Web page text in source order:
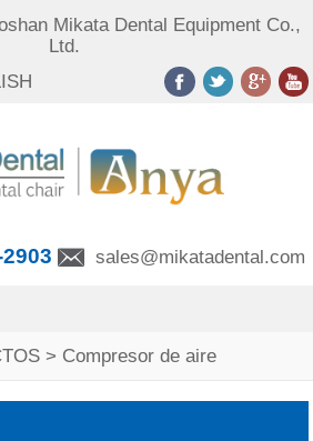
Mikata Dental Equipment Co.,
Ltd.
sales@mikatadental.com
> Compresor de aire